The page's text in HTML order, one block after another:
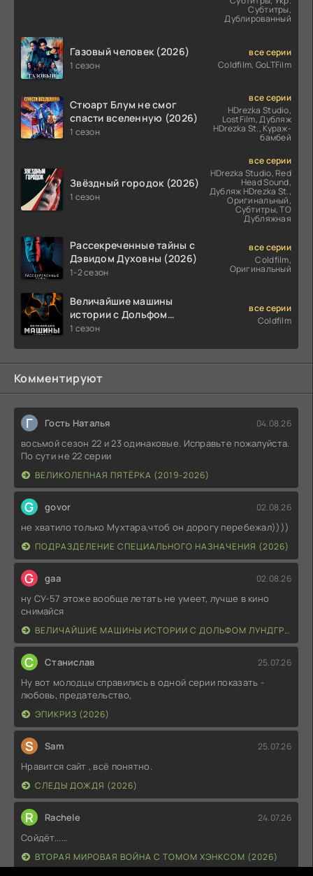
Субтитры,
Дублированный
Газовый человек (2026)
1 сезон
все серии
Coldfilm, GoLTFilm
Стюарт Блум не смог
спасти вселенную (2026)
1 сезон
все серии
HDrezka Studio,
LostFilm, Дубляж
HDrezka St., Кураж-
бамбей
Звёздный городок (2026)
1 сезон
все серии
HDrezka Studio, Red
Head Sound,
Дубляж HDrezka St.,
Оригинальный,
Субтитры, ТО
Дубляжная
Рассекреченные тайны с
Дэвидом Духовны (2026)
1-2 сезон
все серии
Coldfilm,
Оригинальный
Величайшие машины
истории с Дольфом
Лундгреном (2026)
1 сезон
все серии
Coldfilm
Комментируют
Г Гость Наталья 04.08.26
восьмой сезон 22 и 23 одинаковые. Исправьте пожалуйста.
По сути не 22 серии
ВЕЛИКОЛЕПНАЯ ПЯТЁРКА (2019-2026)
G govor 02.08.26
не хватило только Мухтара,чтоб он дорогу перебежал))))
ПОДРАЗДЕЛЕНИЕ СПЕЦИАЛЬНОГО НАЗНАЧЕНИЯ (2026)
G gaa 02.08.26
ну СУ-57 этоже вообще летать не умеет, лучше в кино
снимайся
ВЕЛИЧАЙШИЕ МАШИНЫ ИСТОРИИ С ДОЛЬФОМ ЛУНДГРЕНОМ (2026)
С Станислав 25.07.26
Ну вот молодцы справились в одной серии показать -
любовь, предательство,
ЭПИКРИЗ (2026)
S Sam 25.07.26
Нравится сайт , всё понятно.
СЛЕДЫ ДОЖДЯ (2026)
R Rachele 24.07.26
Сойдёт......
ВТОРАЯ МИРОВАЯ ВОЙНА С ТОМОМ ХЭНКСОМ (2026)